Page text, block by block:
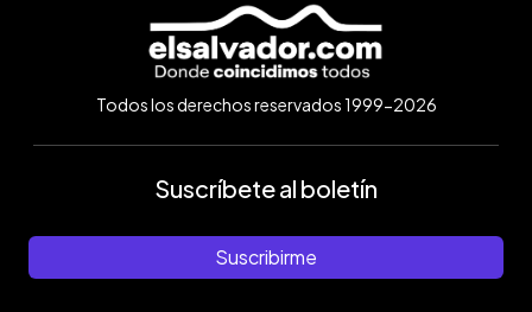
Todos los derechos reservados 1999-2026
Suscríbete al boletín
Suscribirme